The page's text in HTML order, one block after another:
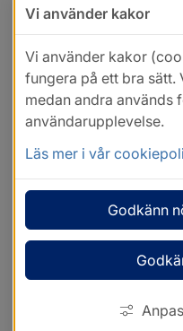
Vi använder kakor
Vi använder kakor
fungera på ett bra sätt.
medan andra
användarupplevelse.
Läs mer i vår
Godkänn